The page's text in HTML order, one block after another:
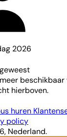
2026
hierboven.
huren
policy
Nederland.